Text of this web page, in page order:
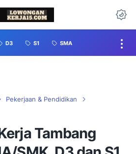
D3 S1 SMA
Pekerjaan & Pendidikan
Tambang